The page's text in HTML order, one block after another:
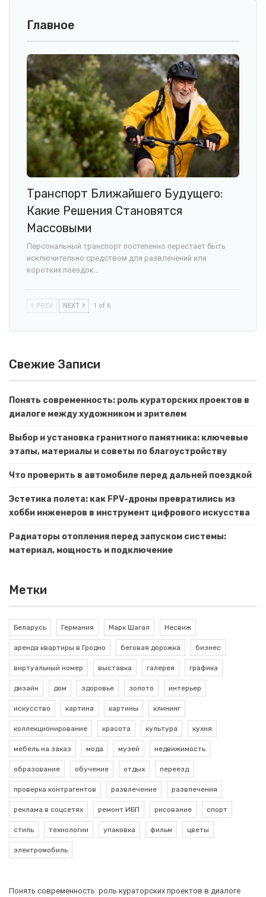
Главное
Транспорт Ближайшего Будущего:
Какие Решения Становятся
Массовыми
Персональный транспорт постепенно перестает быть
исключительно средством для развлечений или
коротких поездок…
PREV NEXT 1 of 6
Свежие Записи
Понять современность: роль кураторских проектов в
диалоге между художником и зрителем
Выбор и установка гранитного памятника: ключевые
этапы, материалы и советы по благоустройству
Что проверить в автомобиле перед дальней поездкой
Эстетика полета: как FPV-дроны превратились из
хобби инженеров в инструмент цифрового искусства
Радиаторы отопления перед запуском системы:
материал, мощность и подключение
Метки
Беларусь Германия Марк Шагал Несвиж
аренда квартиры в Гродно беговая дорожка бизнес
виртуальный номер выставка галерея графика
дизайн дом здоровье золото интерьер
искусство картина картины клининг
коллекционирование красота культура кухня
мебель на заказ мода музей недвижимость
образование обучение отдых переезд
проверка контрагентов развлечение развлечения
реклама в соцсетях ремонт ИБП рисование спорт
стиль технологии упаковка фильм цветы
электромобиль
Понять современность: роль кураторских проектов в диалоге